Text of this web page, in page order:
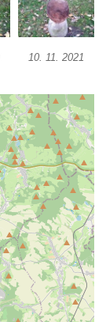
10. 11. 2021